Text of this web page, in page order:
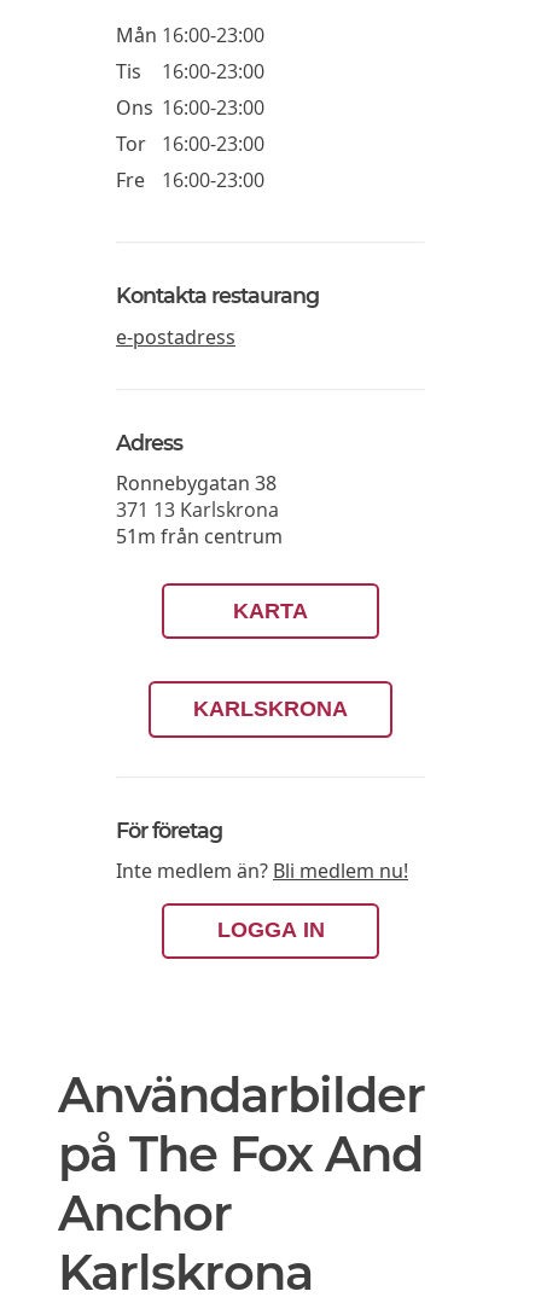
Mån 16:00-23:00
Tis
16:00-23:00
Ons 16:00-23:00
Tor
16:00-23:00
Fre
16:00-23:00
Kontakta restaurang
e-postadress
Adress
Ronnebygatan 38
371 13 Karlskrona
51m från centrum
KARTA
KARLSKRONA
För företag
Inte medlem än? Bli medlem nu!
LOGGA IN
Användarbilder
på The Fox And
Anchor
Karlskrona